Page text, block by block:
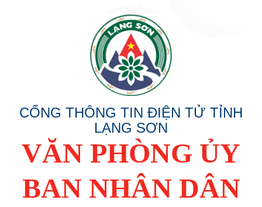
CỔNG THÔNG TIN ĐIỆN TỬ TỈNH
LẠNG SƠN
VĂN PHÒNG ỦY
BAN NHÂN DÂN